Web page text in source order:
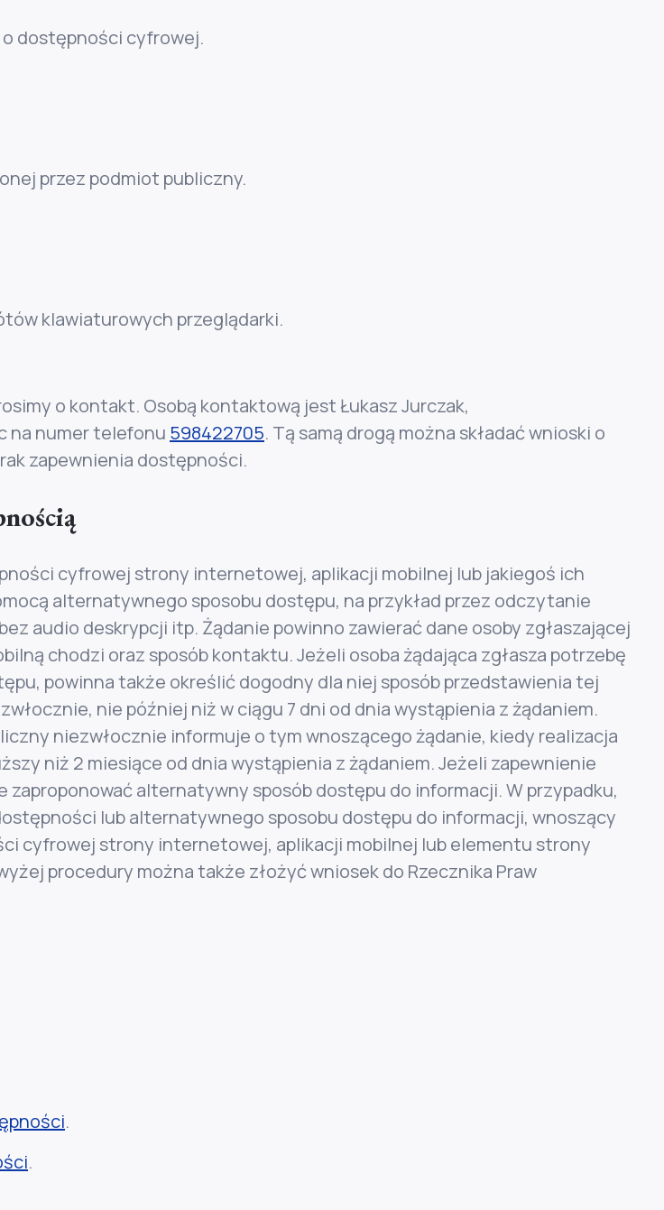
o dostępności cyfrowej.
przez podmiot publiczny.
klawiaturowych przeglądarki.
o kontakt. Osobą kontaktową jest Łukasz Jurczak,
na numer telefonu 598422705. Tą samą drogą można składać wnioski o
zapewnienia dostępności.
cyfrowej strony internetowej, aplikacji mobilnej lub jakiegoś ich
alternatywnego sposobu dostępu, na przykład przez odczytanie
audio deskrypcji itp. Żądanie powinno zawierać dane osoby zgłaszającej
chodzi oraz sposób kontaktu. Jeżeli osoba żądająca zgłasza potrzebę
powinna także określić dogodny dla niej sposób przedstawienia tej
nie później niż w ciągu 7 dni od dnia wystąpienia z żądaniem.
niezwłocznie informuje o tym wnoszącego żądanie, kiedy realizacja
niż 2 miesiące od dnia wystąpienia z żądaniem. Jeżeli zapewnienie
alternatywny sposób dostępu do informacji. W przypadku,
lub alternatywnego sposobu dostępu do informacji, wnoszący
cyfrowej strony internetowej, aplikacji mobilnej lub elementu strony
procedury można także złożyć wniosek do Rzecznika Praw
.
.